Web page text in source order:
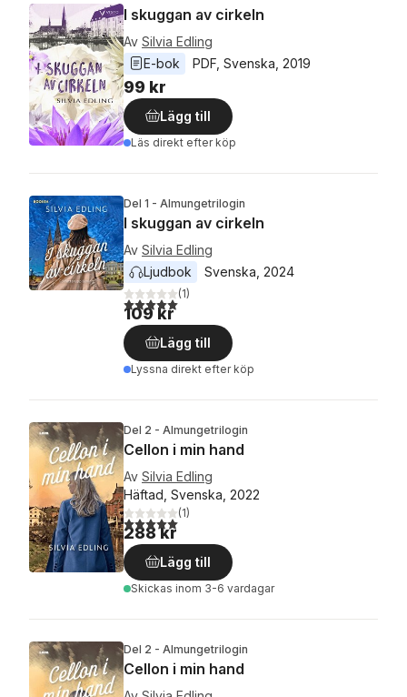
I skuggan av cirkeln
Av Silvia Edling
E-bok
PDF Svenska 2019
99 kr
Lägg till
Läs direkt efter köp
Del 1 - Almungetrilogin
I skuggan av cirkeln
Av Silvia Edling
Ljudbok
Svenska 2024
5,0utav 5 stjärnor. Totalt antal röster:
(1)
109 kr
Lägg till
Lyssna direkt efter köp
Del 2 - Almungetrilogin
Cellon i min hand
Av Silvia Edling
Häftad, Svenska, 2022
5,0utav 5 stjärnor. Totalt antal röster:
(1)
288 kr
Lägg till
Skickas inom 3-6 vardagar
Del 2 - Almungetrilogin
Cellon i min hand